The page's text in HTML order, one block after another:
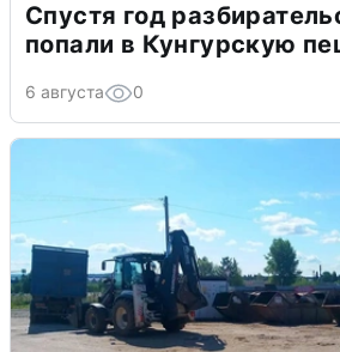
Спустя год
попали в Кунгурскую
6 августа 0